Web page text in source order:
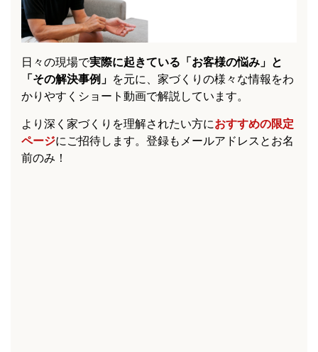
日々の現場で実際に起きている「お客様の悩み」と
「その解決事例」 を元に、家づくりの様々な情報をわ
かりやすくショート動画で解説しています。
より深く家づくりを理解されたい方におすすめの限定
ページにご招待します。登録もメールアドレスとお名
前のみ！